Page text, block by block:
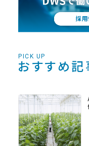
PICK UP
おすすめ記